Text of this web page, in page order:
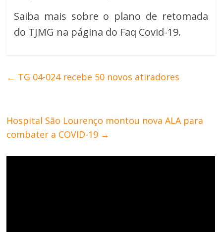
Saiba mais sobre o plano de retomada
do TJMG na página do Faq Covid-19.
← TG 04-024 recebe 50 novos atiradores
Hospital São Lourenço montou nova ALA para
combater a COVID-19 →